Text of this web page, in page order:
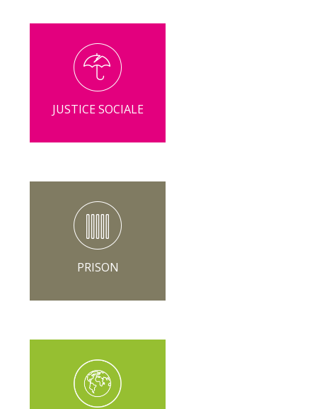
JUSTICE SOCIALE
PRISON